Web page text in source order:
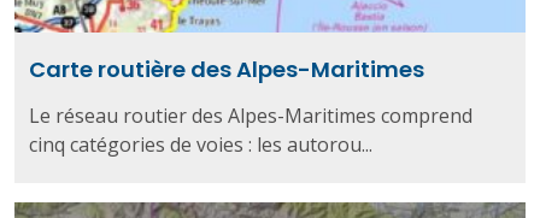
Carte routière des Alpes-Maritimes
Le réseau routier des Alpes-Maritimes comprend
cinq catégories de voies : les autorou...